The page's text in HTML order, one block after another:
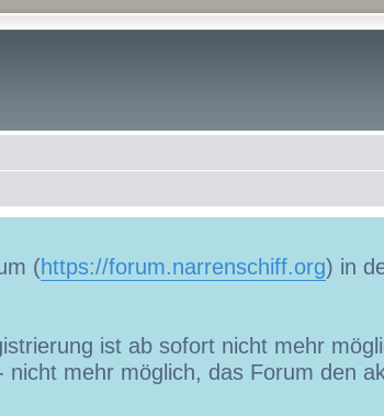
(https://forum.narrenschiff.org) in
ist ab sofort nicht mehr
mehr möglich, das Forum den